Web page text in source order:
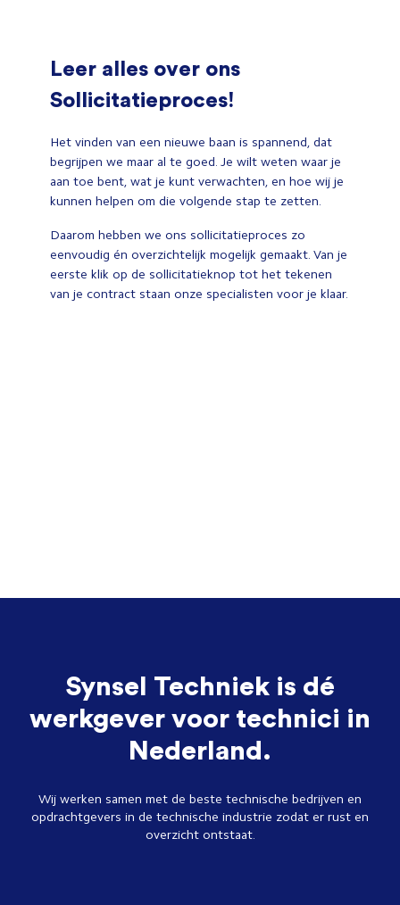
Leer alles over ons
Sollicitatieproces!
Het vinden van een nieuwe baan is spannend, dat
begrijpen we maar al te goed. Je wilt weten waar je
aan toe bent, wat je kunt verwachten, en hoe wij je
kunnen helpen om die volgende stap te zetten.
Daarom hebben we ons sollicitatieproces zo
eenvoudig én overzichtelijk mogelijk gemaakt. Van je
eerste klik op de sollicitatieknop tot het tekenen
van je contract staan onze specialisten voor je klaar.
Synsel Techniek is dé
werkgever voor technici in
Nederland.
Wij werken samen met de beste technische bedrijven en
opdrachtgevers in de technische industrie zodat er rust en
overzicht ontstaat.